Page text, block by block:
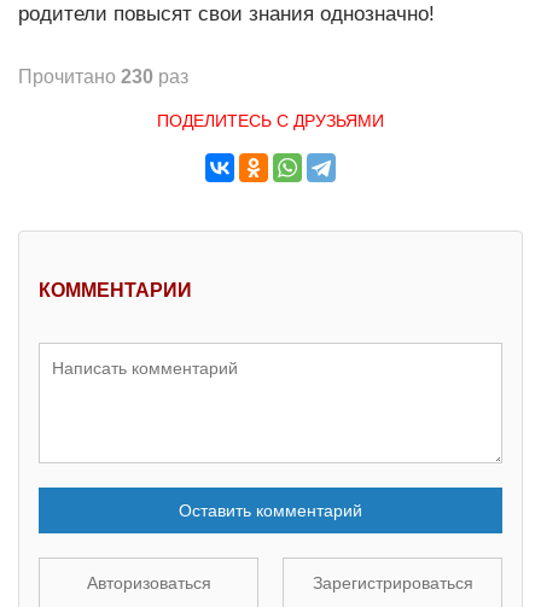
родители повысят свои знания однозначно!
Прочитано 230 раз
ПОДЕЛИТЕСЬ С ДРУЗЬЯМИ
КОММЕНТАРИИ
Оставить комментарий
Авторизоваться Зарегистрироваться